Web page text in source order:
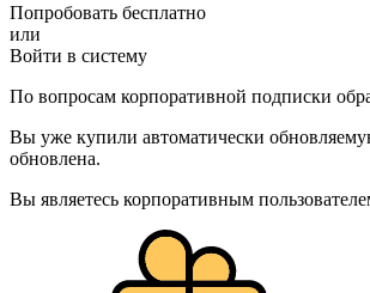
Попробовать бесплатно
или
Войти в систему
По вопросам корпоративной подписки
Вы уже купили автоматически
обновлена.
Вы являетесь корпоративным